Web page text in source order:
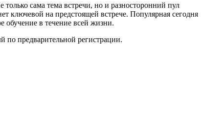
сама тема встречи, но и разносторонний пул
ключевой на предстоящей встрече. Популярная сегодня
обучение в течение всей жизни.
по предварительной регистрации.